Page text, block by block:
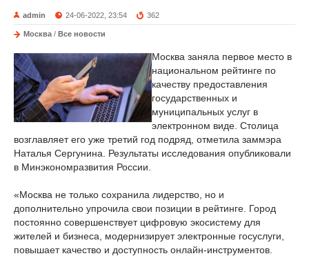
admin 24-06-2022, 23:54 362
Москва / Все новости
Москва заняла первое место в
национальном рейтинге по
качеству предоставления
государственных и
муниципальных услуг в
электронном виде. Столица
возглавляет его уже третий год подряд, отметила заммэра
Наталья Сергунина. Результаты исследования опубликовали
в Минэкономразвития России.
«Москва не только сохранила лидерство, но и
дополнительно упрочила свои позиции в рейтинге. Город
постоянно совершенствует цифровую экосистему для
жителей и бизнеса, модернизирует электронные госуслуги,
повышает качество и доступность онлайн-инструментов.